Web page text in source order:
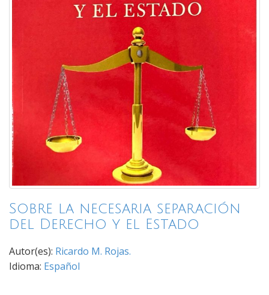
Sobre la necesaria separación
del Derecho y el Estado
Autor(es): Ricardo M. Rojas.
Idioma: Español